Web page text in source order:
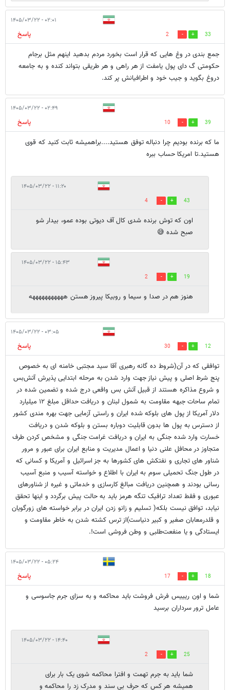
۰۲:۰۱ - ۱۴۰۵/۰۳/۲۲
33
2
پاسخ
جمع بندی در وغ هایی که قرار است بخورد مردم بدهید اینهم مثل برجام
حکومتی گ دای پول یامفت از هر راهی و هر طریقی بتواند کنده و به جامعه
دروغ بگوید و جیب خود و اطرافیانش پر کند.
۰۲:۴۹ - ۱۴۰۵/۰۳/۲۲
39
10
پاسخ
ما که برنده بودیم چرا دنباله توفق هستید....براهمیشه ثابت کنید که قوی
هستید.تا امریکا حساب ببره
۱۱:۲۰ - ۱۴۰۵/۰۳/۲۲
43
4
اون که توش برنده شدی کال آف دیوتی بوده عمو، بیدار شو
صبح شده 😅
۱۵:۴۳ - ۱۴۰۵/۰۳/۲۲
19
2
هنوز هم در صدا و سیما و روبیکا پیروز هستن هههههههههههه
۰۳:۰۵ - ۱۴۰۵/۰۳/۲۲
12
30
پاسخ
توافقی که در آن(شروط ده گانه رهبری آقا سید مجتبی خامنه ای به خصوص
پنج شرط اصلی و پیش نیاز جهت وارد شدن به مرحله ابتدایی پذیرش آتش‌بس
و شروع مذاکره هستند از قبیل آتش بس واقعی درج شده و تضمین شده در
تمام ساحات جبهه مقاومت به شمول لبنان و دریافت حداقل مبلغ ۱۲ میلیارد
دلار آمریکا از پول های بلوکه شده ایران و راستی آزمایی جهت بهره مندی کشور
از دسترس به پول ها بدون قابلیت دوباره بستن و بلوکه شدن و دریافت
خسارت وارد شده جنگی به ایران و دریافت غرامت جنگی و مشخص کردن طرف
متجاوز در محافل علنی دنیا و اعمال مدیریت و منابع ایران برای عبور و مرور
شناور های تجاری و نفتکش های کشورها به جز اسرائیل و آمریکا و کسانی که
در طول جنگ تحمیلی سوم به ایران با اطلاع و خواسته آسیب و منبع آسیب
رسانی بودند و همچنین دریافت مبالغ کارسازی و خدماتی و غیره از شناورهای
عبوری و فقط تعداد ترافیک تنگه هرمز باید به حالت پیش برگردد و اینها تحقق
نیابد، توافق نیست بلکه( تسلیم و زانو زدن ایران در برابر خواسته های زورگویان
و قلدرمعابان صغیر و کبیر دنیاست)از ترس کشته شدن به خاطر مقاومت و
ایستادگی و یا منفعت‌طلبی و وطن فروشی است!.
۰۵:۲۴ - ۱۴۰۵/۰۳/۲۲
18
17
پاسخ
شما و اون ریییس فرش فروشت باید محاکمه و به سزای جرم جاسوسی و
عامل ترور سرداران برسید
۱۴:۴۰ - ۱۴۰۵/۰۳/۲۲
25
2
شما باید به جرم تهمت و افترا محاکمه شوی یک بار برای
همیشه هر کس که حرف بی سند و مدرک زد را محاکمه و